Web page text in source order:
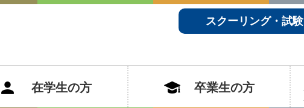
スクーリング・試験
在学生の方 卒業生の方